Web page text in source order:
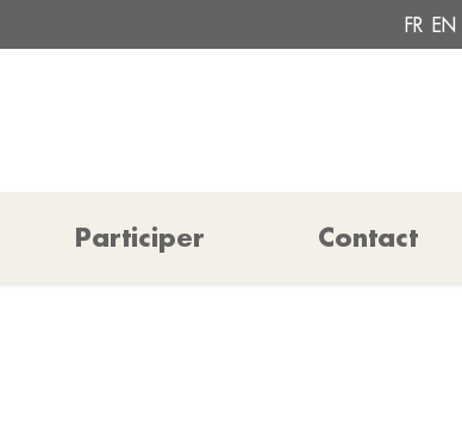
FR EN
Participer Contact